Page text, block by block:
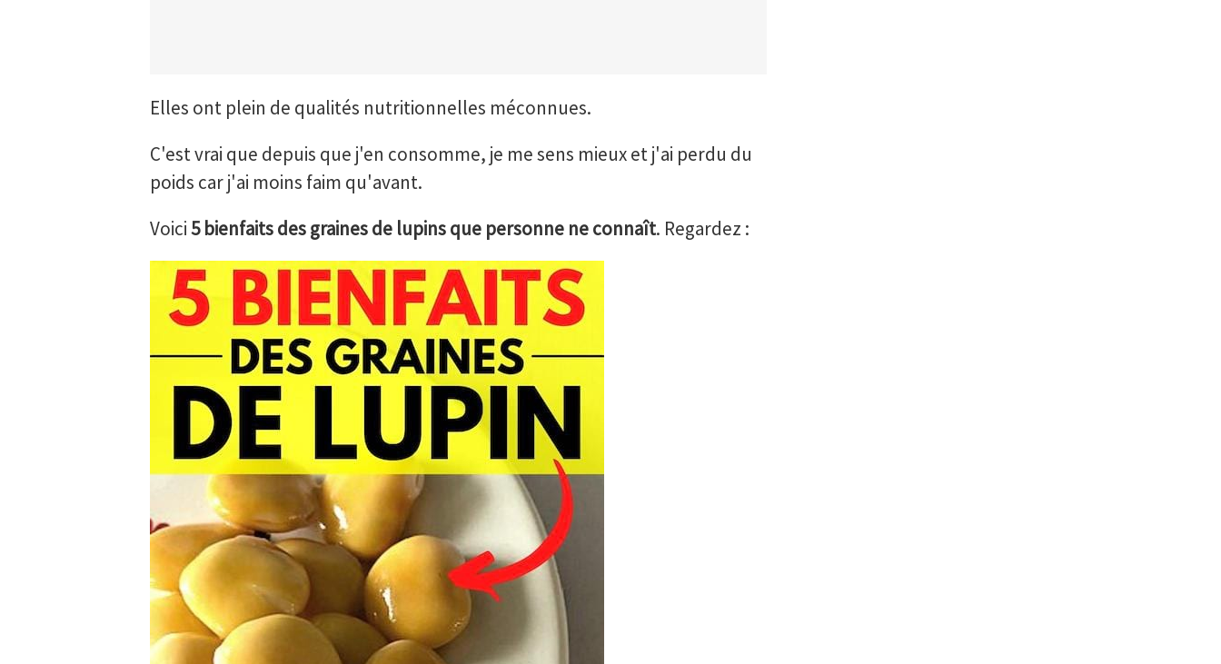
Elles ont plein de qualités nutritionnelles méconnues.
C'est vrai que depuis que j'en consomme, je me sens mieux et j'ai perdu du
poids car j'ai moins faim qu'avant.
Voici5 bienfaits des graines de lupins que personne ne connaît. Regardez :